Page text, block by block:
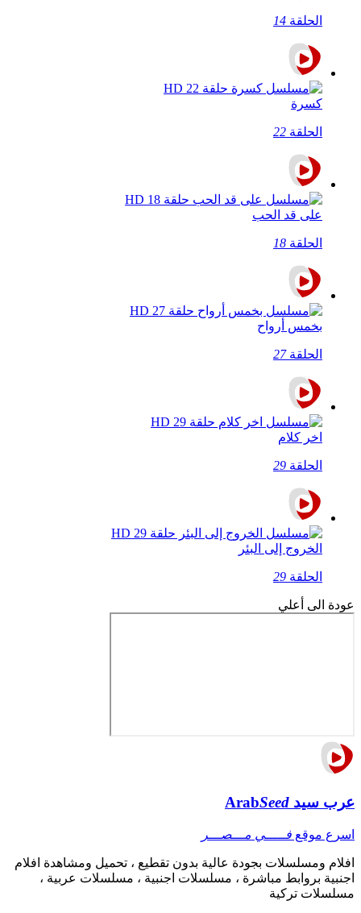
الحلقة 14
كسرة
الحلقة 22
على قد الحب
الحلقة 18
بخمس أرواح
الحلقة27
اخر كلام
الحلقة 29
الخروج إلى البئر
الحلقة 29
عودة الى أعلي
عرب سيد ArabSeed
اسرع موقع فـــــي مـــصـــر
افلام ومسلسلات بجودة عالية بدون تقطيع ، تحميل ومشاهدة افلام
اجنبية بروابط مباشرة ، مسلسلات اجنبية ، مسلسلات عربية ،
مسلسلات تركية